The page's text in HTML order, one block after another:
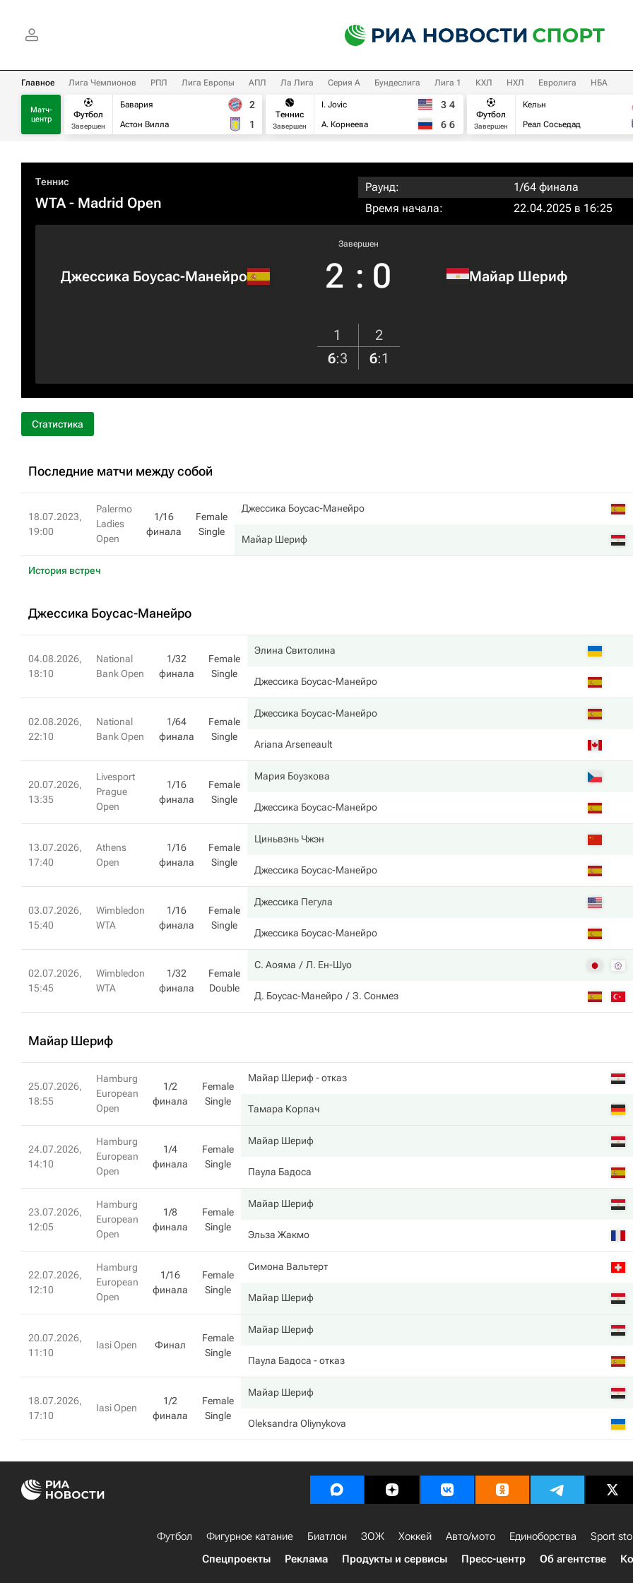
Главное Лига Чемпионов РПЛ Лига Европы АПЛ Ла Лига Серия А Бундеслига Лига 1 КХЛ НХЛ Евролига НБА
Матч-
центр
Футбол
Завершен
Бавария
Астон Вилла
2
1
Теннис
Завершен
I. Jovic
А. Корнеева
3 4
6 6
Футбол
Завершен
Кельн
Реал Сосьедад
Теннис
WTA- Madrid Open
Раунд:
1/64 финала
Время начала:
22.04.2025 в 16:25
Джессика Боусас-Манейро
Завершен
2 : 0 Майар Шериф
1
2
6:3 6:1
Статистика
Последние матчи между собой
18.07.2023,
19:00
Palermo
Ladies
Open
1/16
финала
Female
Single
Джессика Боусас-Манейро
Майар Шериф
История встреч
Джессика Боусас-Манейро
04.08.2026,
18:10
National
Bank Open
1/32
финала
Female
Single
Элина Свитолина
Джессика Боусас-Манейро
02.08.2026,
22:10
National
Bank Open
1/64
финала
Female
Single
Джессика Боусас-Манейро
Ariana Arseneault
20.07.2026,
13:35
Livesport
Prague
Open
1/16
финала
Female
Single
Мария Боузкова
Джессика Боусас-Манейро
13.07.2026,
17:40
Athens
Open
1/16
финала
Female
Single
Циньвэнь Чжэн
Джессика Боусас-Манейро
03.07.2026,
15:40
Wimbledon
WTA
1/16
финала
Female
Single
Джессика Пегула
Джессика Боусас-Манейро
02.07.2026,
15:45
Wimbledon
WTA
1/32
финала
Female
Double
С. Аояма Л. Ен-Шуо
Д. Боусас-Манейро З. Сонмез
Майар Шериф
25.07.2026,
18:55
Hamburg
European
Open
1/2
финала
Female
Single
Майар Шериф- отказ
Тамара Корпач
24.07.2026,
14:10
Hamburg
European
Open
1/4
финала
Female
Single
Майар Шериф
Паула Бадоса
23.07.2026,
12:05
Hamburg
European
Open
1/8
финала
Female
Single
Майар Шериф
Эльза Жакмо
22.07.2026,
12:10
Hamburg
European
Open
1/16
финала
Female
Single
Симона Вальтерт
Майар Шериф
20.07.2026,
11:10
Iasi Open Финал
Female
Single
Майар Шериф
Паула Бадоса - отказ
18.07.2026,
17:10
Iasi Open
1/2
финала
Female
Single
Майар Шериф
Oleksandra Oliynykova
Футбол Фигурное катание Биатлон ЗОЖ Хоккей Авто/мото Единоборства Sport
Спецпроекты
Реклама Продукты и сервисы Пресс-центр Об агентстве